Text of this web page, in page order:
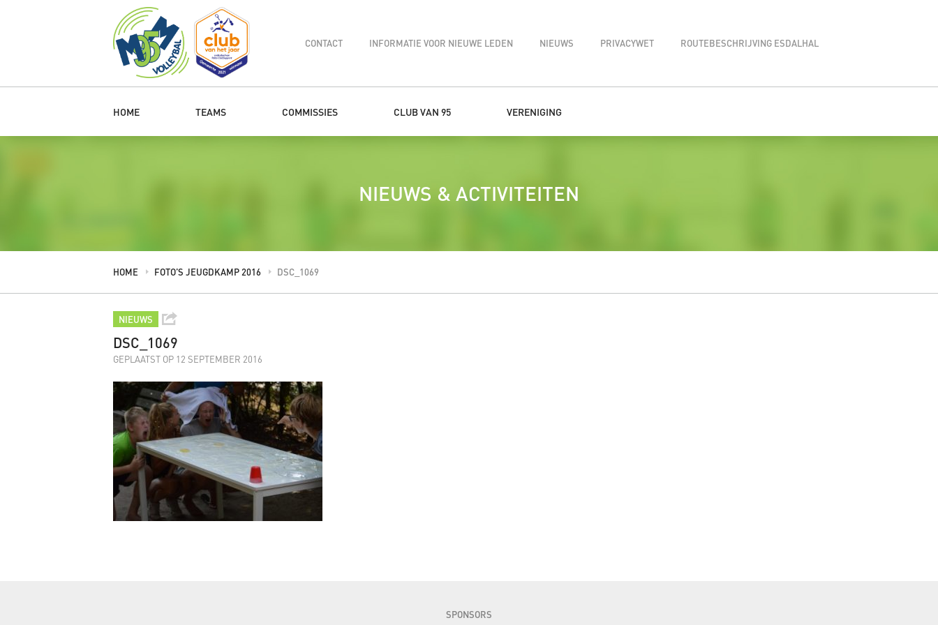
CONTACT INFORMATIE VOOR NIEUWE LEDEN NIEUWS PRIVACYWET ROUTEBESCHRIJVING ESDALHAL
HOME TEAMS COMMISSIES CLUB VAN 95 VERENIGING
NIEUWS & ACTIVITEITEN
HOME FOTO’S JEUGDKAMP 2016 DSC_1069
NIEUWS
DSC_1069
GEPLAATST OP 12 SEPTEMBER 2016
SPONSORS